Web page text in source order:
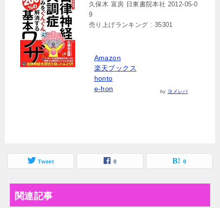
久保木 富房 日東書院本社 2012-05-0
9
売り上げランキング : 35301
Amazon
楽天ブックス
honto
e-hon
by ヨメレバ
Tweet 0 0
関連記事